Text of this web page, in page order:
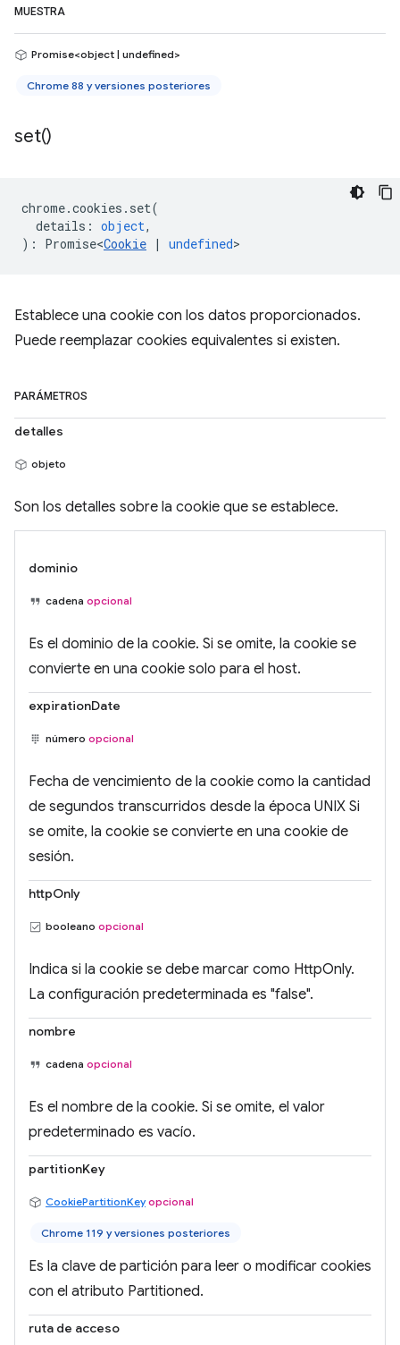
MUESTRA
Promise<object | undefined>
Chrome 88 y versiones posteriores
set()
chrome.cookies . set(
details : object,
) : Promise<Cookie | undefined>
Establece una cookie con los datos proporcionados.
Puede reemplazar cookies equivalentes si existen.
PARÁMETROS
detalles
objeto
Son los detalles sobre la cookie que se establece.
dominio
cadena opcional
Es el dominio de la cookie. Si se omite, la cookie se
convierte en una cookie solo para el host.
expirationDate
número opcional
Fecha de vencimiento de la cookie como la cantidad
de segundos transcurridos desde la época UNIX Si
se omite, la cookie se convierte en una cookie de
sesión.
httpOnly
booleano opcional
Indica si la cookie se debe marcar como HttpOnly.
La configuración predeterminada es "false".
nombre
cadena opcional
Es el nombre de la cookie. Si se omite, el valor
predeterminado es vacío.
partitionKey
CookiePartitionKey opcional
Chrome 119 y versiones posteriores
Es la clave de partición para leer o modificar cookies
con el atributo Partitioned.
ruta de acceso